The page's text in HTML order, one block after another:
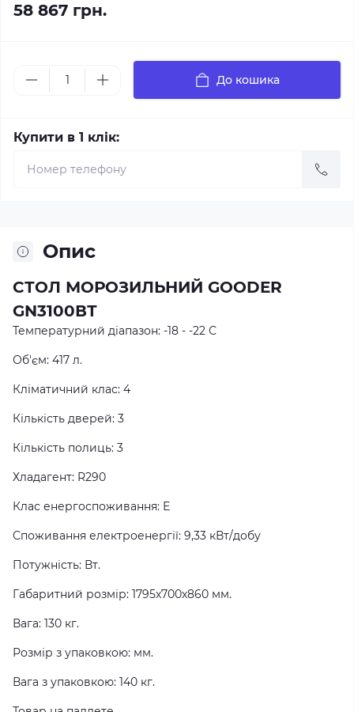
58 867 грн.
До кошика
Купити в 1 клік:
Опис
СТОЛ МОРОЗИЛЬНИЙ GOODER
GN3100ВТ
Температурний діапазон: -18 - -22 С
Об'єм: 417 л.
Кліматичний клас: 4
Кількість дверей: 3
Кількість полиць: 3
Хладагент: R290
Клас енергоспоживання: Е
Споживання електроенергії: 9,33 кВт/добу
Потужність: Вт.
Габаритний розмір: 1795x700х860 мм.
Вага: 130 кг.
Розмір з упаковкою: мм.
Вага з упаковкою: 140 кг.